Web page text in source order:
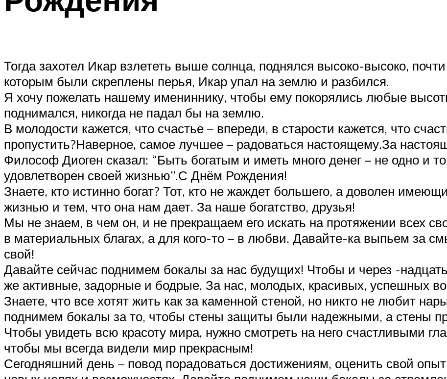
Тогда захотел Икар взлететь выше солнца, поднялся высоко-высоко,
которым были скреплены перья, Икар упал на землю и разбился.
Я хочу пожелать нашему имениннику, чтобы ему покорялись любые
поднимался, никогда не падал бы на землю.
В молодости кажется, что счастье – впереди, в старости кажется, что
пропустить?Наверное, самое лучшее – радоваться настоящему.За
Философ Диоген сказал: “Быть богатым и иметь много денег – не одно и
удовлетворен своей жизнью”.С Днём Рождения!
Знаете, кто истинно богат? Тот, кто не жаждет большего, а доволен
жизнью и тем, что она нам дает. За наше богатство, друзья!
Мы не знаем, в чем он, и не прекращаем его искать на протяжении всех
в материальных благах, а для кого-то – в любви. Давайте-ка выпьем за
свой!
Давайте сейчас поднимем бокалы за нас будущих! Чтобы и через -
же активные, задорные и бодрые. За нас, молодых, красивых, успешных во
Знаете, что все хотят жить как за каменной стеной, но никто не любит
поднимем бокалы за то, чтобы стены защиты были надежными, а стены
Чтобы увидеть всю красоту мира, нужно смотреть на него счастливыми
чтобы мы всегда видели мир прекрасным!
Сегодняшний день – повод порадоваться достижениям, оценить свой